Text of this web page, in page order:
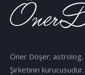
Öner Döşer; astrolog,
Şirketinin kurucusudur.